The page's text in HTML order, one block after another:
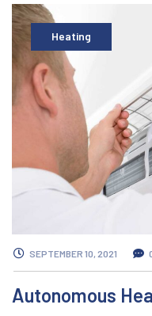
Heating
SEPTEMBER 10, 2021
Autonomous